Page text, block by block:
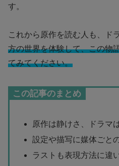
す。
これから原作を読む人も、ド
方の世界を体験して、この物
てみてください。
この記事のまとめ
原作は静けさ、ドラマ
設定や描写に媒体ごと
ラストも表現方法に違